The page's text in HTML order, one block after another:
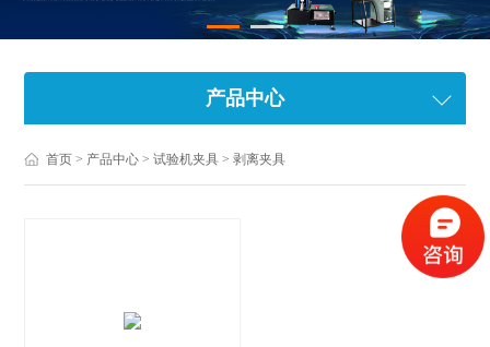
产品中心
首页 > 产品中心 >试验机夹具 >剥离夹具